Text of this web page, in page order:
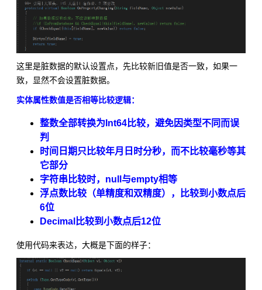
这里是脏数据的默认设置点，先比较新旧值是否一致，如果一
致，显然不会设置脏数据。
实体属性数值是否相等比较逻辑：
整数全部转换为Int64比较，避免因类型不同而误
判
时间日期只比较年月日时分秒，而不比较毫秒等其
它部分
字符串比较时，null与empty相等
浮点数比较（单精度和双精度），比较到小数点后
6位
Decimal比较到小数点后12位
使用代码来表达，大概是下面的样子：